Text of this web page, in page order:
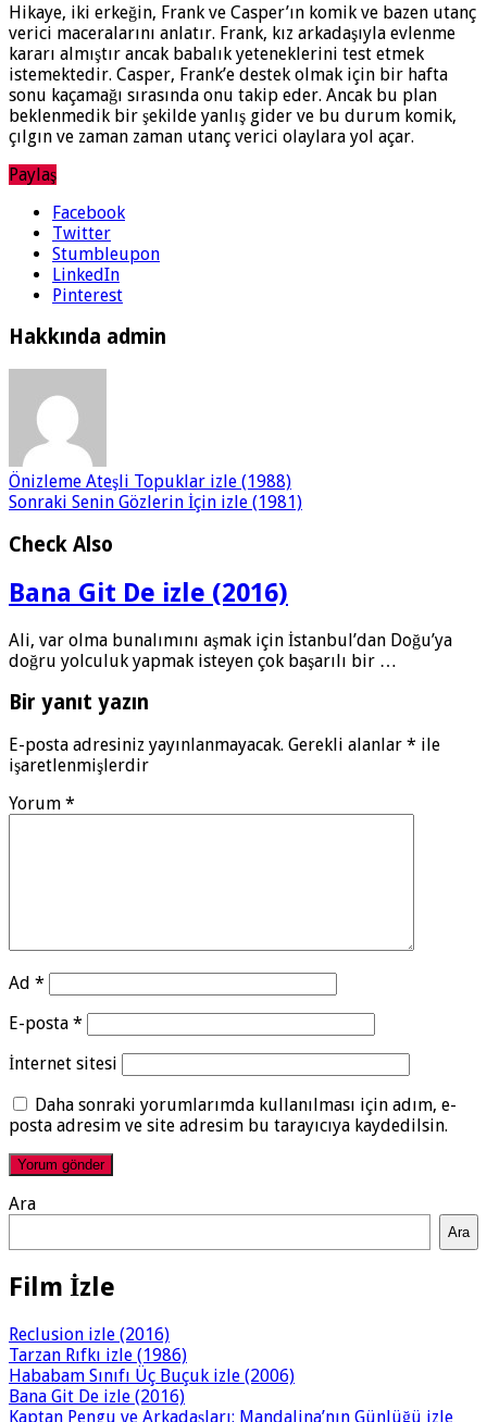
Hikaye, iki erkeğin, Frank ve Casper’ın komik ve bazen utanç
verici maceralarını anlatır. Frank, kız arkadaşıyla evlenme
kararı almıştır ancak babalık yeteneklerini test etmek
istemektedir. Casper, Frank’e destek olmak için bir hafta
sonu kaçamağı sırasında onu takip eder. Ancak bu plan
beklenmedik bir şekilde yanlış gider ve bu durum komik,
çılgın ve zaman zaman utanç verici olaylara yol açar.
Paylaş
Facebook
Twitter
Stumbleupon
LinkedIn
Pinterest
Hakkında admin
Önizleme Ateşli Topuklar izle (1988)
Sonraki Senin Gözlerin İçin izle (1981)
Check Also
Bana Git De izle (2016)
Ali, var olma bunalımını aşmak için İstanbul’dan Doğu’ya
doğru yolculuk yapmak isteyen çok başarılı bir …
Bir yanıt yazın
E-posta adresiniz yayınlanmayacak. Gerekli alanlar * ile
işaretlenmişlerdir
Yorum *
Ad *
E-posta *
İnternet sitesi
Daha sonraki yorumlarımda kullanılması için adım, e-
posta adresim ve site adresim bu tarayıcıya kaydedilsin.
Ara
Ara
Film İzle
Reclusion izle (2016)
Tarzan Rıfkı izle (1986)
Hababam Sınıfı Üç Buçuk izle (2006)
Bana Git De izle (2016)
Kaptan Pengu ve Arkadaşları: Mandalina’nın Günlüğü izle